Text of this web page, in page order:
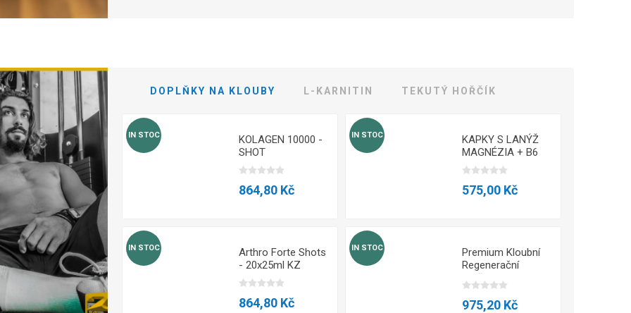
DOPLŇKY NA KLOUBY L-KARNITIN TEKUTÝ HOŘČÍK
IN STOC
KOLAGEN 10000 -
SHOT
864,80 Kč
IN STOC
Arthro Forte Shots
- 20x25ml KZ
864,80 Kč
IN STOC
KAPKY S LANÝŽ
MAGNÉZIA + B6
575,00 Kč
IN STOC
Premium Kloubní
Regenerační
Prášek 440g –
Pomeranč – Z-
Konzept
975,20 Kč